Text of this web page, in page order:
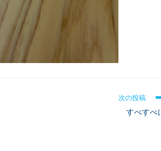
次の投稿
すべすべ